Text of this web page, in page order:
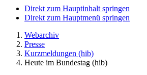
Direkt zum Hauptinhalt springen
Direkt zum Hauptmenü springen
Webarchiv
Presse
Kurzmeldungen (hib)
Heute im Bundestag (hib)